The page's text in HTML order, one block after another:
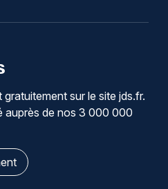
sur le site jds.fr.
auprès de nos 3 000 000